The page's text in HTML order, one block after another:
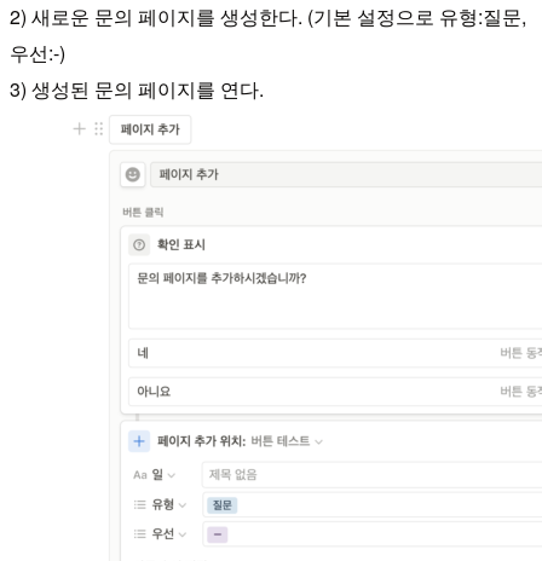
2) 새로운 문의 페이지를 생성한다. (기본 설정으로 유형:질문,
우선:-)
3) 생성된 문의 페이지를 연다.